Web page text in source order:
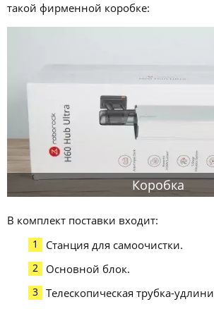
такой фирменной коробке:
Коробка
В комплект поставки входит:
Станция для самоочистки.
Основной блок.
Телескопическая трубка-